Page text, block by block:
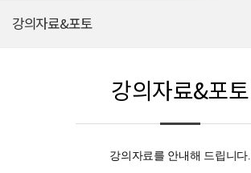
강의자료&포토
강의자료&포토
강의자료를 안내해 드립니다.